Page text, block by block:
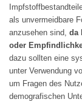
als unvermeidbare
anzusehen sind, da
oder
dazu sollten eine
unter Verwendung
um Fragen des
demografischen